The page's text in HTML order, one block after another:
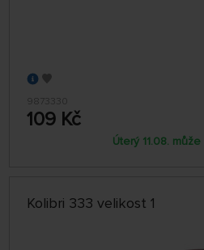
9873330
109 Kč
Úterý 11.08.
Kolibri 333 velikost 1